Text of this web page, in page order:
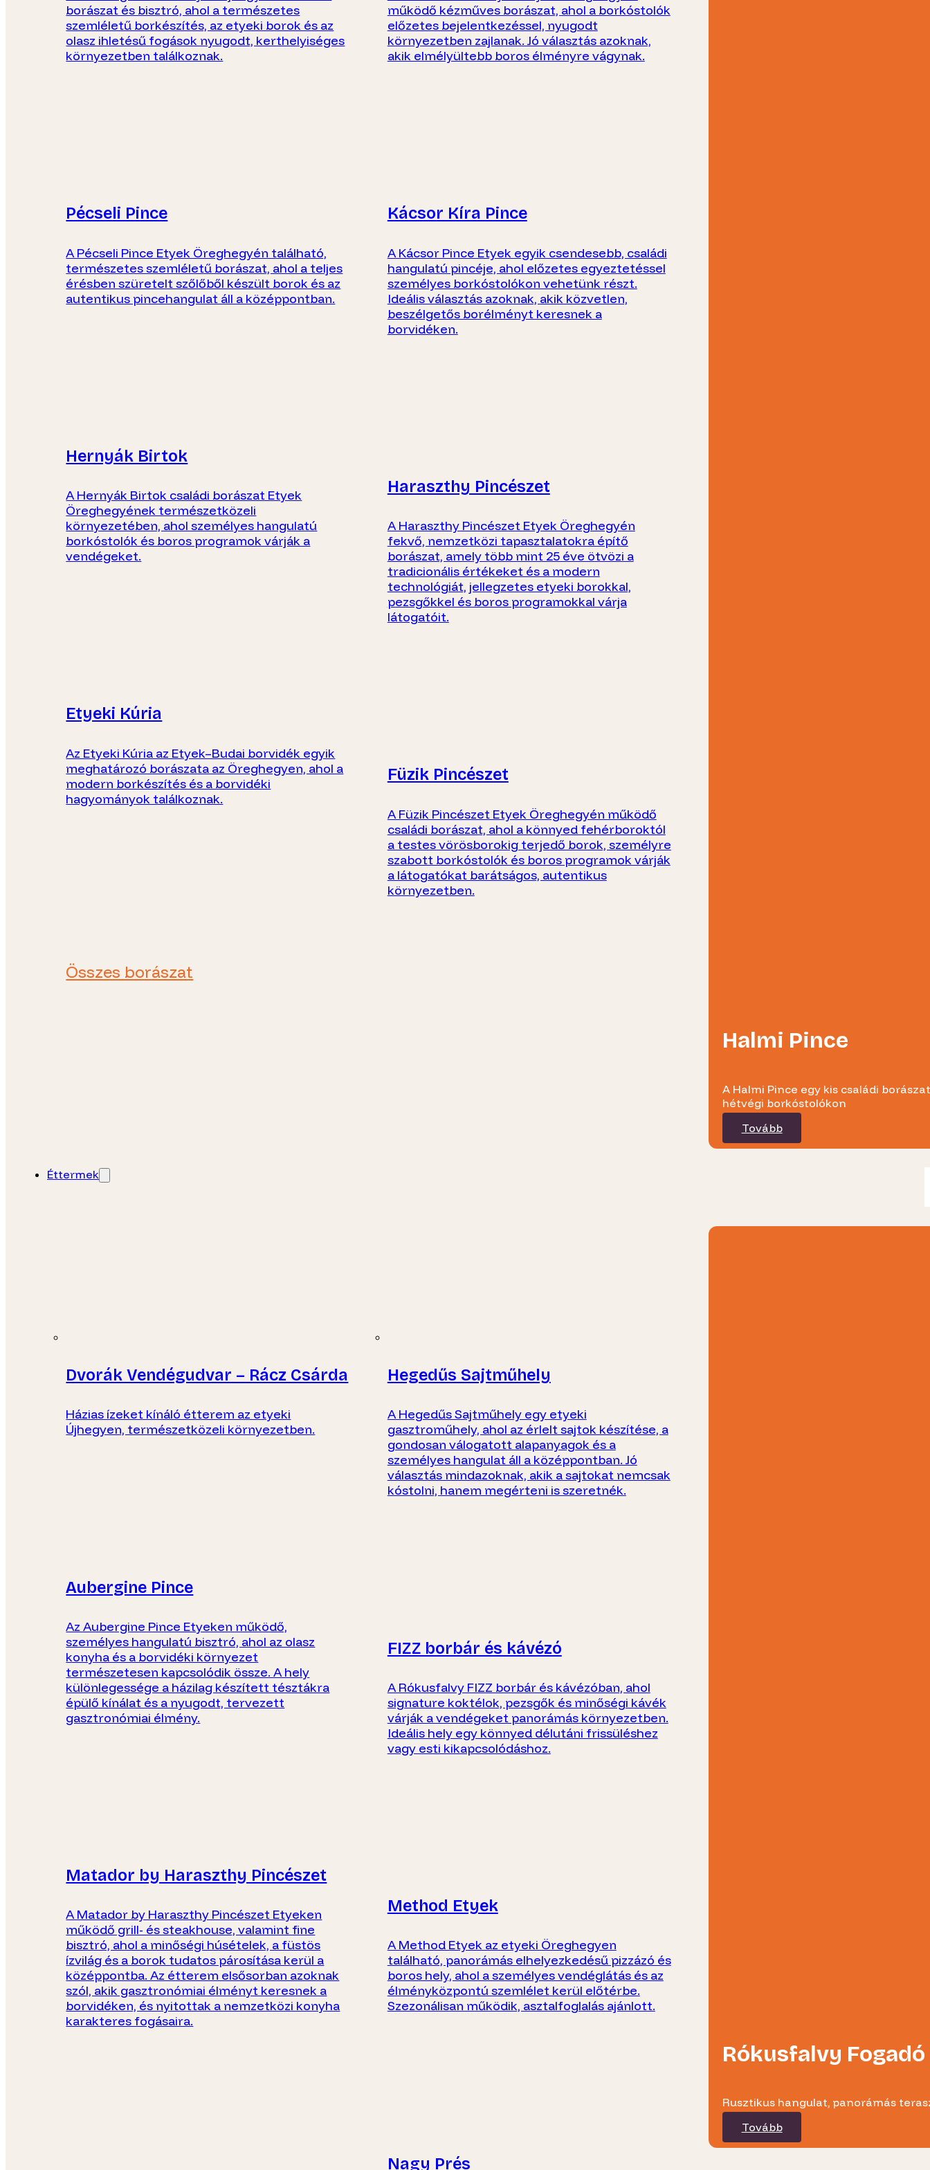
borászat és bisztró, ahol a természetes
szemléletű borkészítés, az etyeki borok és az
olasz ihletésű fogások nyugodt, kerthelyiséges
környezetben találkoznak.
Pécseli Pince
A Pécseli Pince Etyek Öreghegyén található,
természetes szemléletű borászat, ahol a teljes
érésben szüretelt szőlőből készült borok és az
autentikus pincehangulat áll a középpontban.
Hernyák Birtok
A Hernyák Birtok családi borászat Etyek
Öreghegyének természetközeli
környezetében, ahol személyes hangulatú
borkóstolók és boros programok várják a
vendégeket.
Etyeki Kúria
Az Etyeki Kúria az Etyek–Budai borvidék egyik
meghatározó borászata az Öreghegyen, ahol a
modern borkészítés és a borvidéki
hagyományok találkoznak.
működő kézműves borászat, ahol a borkóstolók
előzetes bejelentkezéssel, nyugodt
környezetben zajlanak. Jó választás azoknak,
akik elmélyültebb boros élményre vágynak.
Kácsor Kíra Pince
A Kácsor Pince Etyek egyik csendesebb, családi
hangulatú pincéje, ahol előzetes egyeztetéssel
személyes borkóstolókon vehetünk részt.
Ideális választás azoknak, akik közvetlen,
beszélgetős borélményt keresnek a
borvidéken.
Haraszthy Pincészet
A Haraszthy Pincészet Etyek Öreghegyén
fekvő, nemzetközi tapasztalatokra építő
borászat, amely több mint 25 éve ötvözi a
tradicionális értékeket és a modern
technológiát, jellegzetes etyeki borokkal,
pezsgőkkel és boros programokkal várja
látogatóit.
Füzik Pincészet
A Füzik Pincészet Etyek Öreghegyén működő
családi borászat, ahol a könnyed fehérboroktól
a testes vörösborokig terjedő borok, személyre
szabott borkóstolók és boros programok várják
a látogatókat barátságos, autentikus
környezetben.
Összes borászat
Halmi Pince
A Halmi Pince egy kis családi
hétvégi borkóstolókon
Tovább
Éttermek
Dvorák Vendégudvar – Rácz Csárda
Házias ízeket kínáló étterem az etyeki
Újhegyen, természetközeli környezetben.
Aubergine Pince
Az Aubergine Pince Etyeken működő,
személyes hangulatú bisztró, ahol az olasz
konyha és a borvidéki környezet
természetesen kapcsolódik össze. A hely
különlegessége a házilag készített tésztákra
épülő kínálat és a nyugodt, tervezett
gasztronómiai élmény.
Matador by Haraszthy Pincészet
A Matador by Haraszthy Pincészet Etyeken
működő grill- és steakhouse, valamint fine
bisztró, ahol a minőségi húsételek, a füstös
ízvilág és a borok tudatos párosítása kerül a
középpontba. Az étterem elsősorban azoknak
szól, akik gasztronómiai élményt keresnek a
borvidéken, és nyitottak a nemzetközi konyha
karakteres fogásaira.
Hegedűs Sajtműhely
A Hegedűs Sajtműhely egy etyeki
gasztroműhely, ahol az érlelt sajtok készítése, a
gondosan válogatott alapanyagok és a
személyes hangulat áll a középpontban. Jó
választás mindazoknak, akik a sajtokat nemcsak
kóstolni, hanem megérteni is szeretnék.
FIZZ borbár és kávézó
A Rókusfalvy FIZZ borbár és kávézóban, ahol
signature koktélok, pezsgők és minőségi kávék
várják a vendégeket panorámás környezetben.
Ideális hely egy könnyed délutáni frissüléshez
vagy esti kikapcsolódáshoz.
Method Etyek
A Method Etyek az etyeki Öreghegyen
található, panorámás elhelyezkedésű pizzázó és
boros hely, ahol a személyes vendéglátás és az
élményközpontú szemlélet kerül előtérbe.
Szezonálisan működik, asztalfoglalás ajánlott.
Nagy Prés
Rókusfalvy
Rusztikus hangulat, panorámás
Tovább